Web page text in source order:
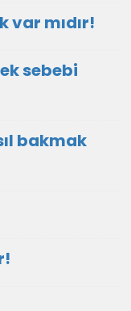
var mıdır!
sebebi
bakmak